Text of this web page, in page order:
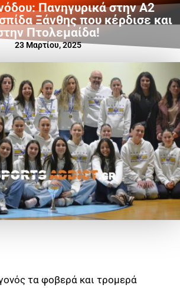
Πανηγυρικά στην Α2
Ξάνθης που κέρδισε και
Πτολεμαίδα!
23 Μαρτίου, 2025
τα φοβερά και τρομερά